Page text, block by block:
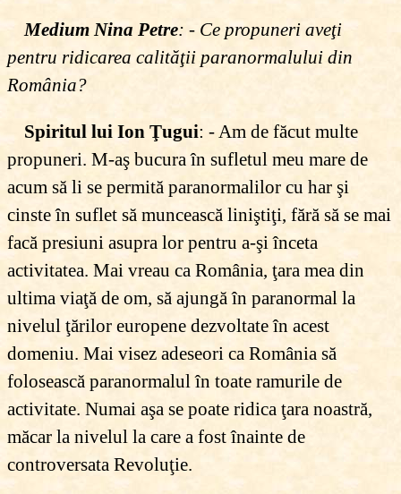
Medium Nina Petre: - Ce propuneri aveţi
pentru ridicarea calităţii paranormalului din
România?
Spiritul lui Ion Ţugui: - Am de făcut multe
propuneri. M-aş bucura în sufletul meu mare de
acum să li se permită paranormalilor cu har şi
cinste în suflet să muncească liniştiţi, fără să se mai
facă presiuni asupra lor pentru a-şi înceta
activitatea. Mai vreau ca România, ţara mea din
ultima viaţă de om, să ajungă în paranormal la
nivelul ţărilor europene dezvoltate în acest
domeniu. Mai visez adeseori ca România să
folosească paranormalul în toate ramurile de
activitate. Numai aşa se poate ridica ţara noastră,
măcar la nivelul la care a fost înainte de
controversata Revoluţie.